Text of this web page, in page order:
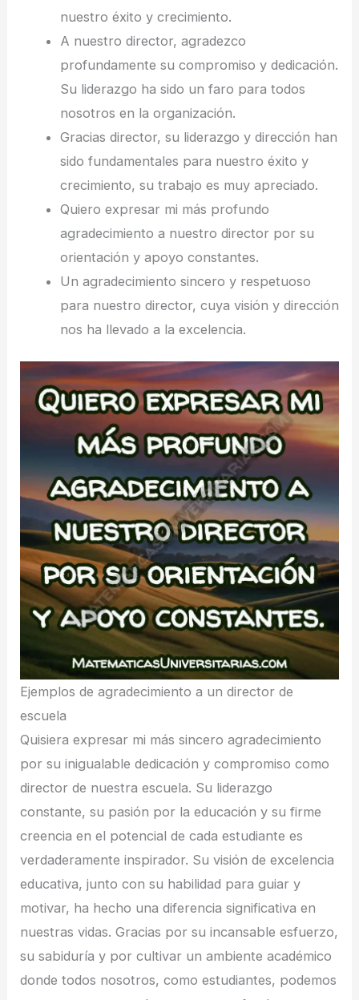
nuestro éxito y crecimiento.
A nuestro director, agradezco
profundamente su compromiso y dedicación.
Su liderazgo ha sido un faro para todos
nosotros en la organización.
Gracias director, su liderazgo y dirección han
sido fundamentales para nuestro éxito y
crecimiento, su trabajo es muy apreciado.
Quiero expresar mi más profundo
agradecimiento a nuestro director por su
orientación y apoyo constantes.
Un agradecimiento sincero y respetuoso
para nuestro director, cuya visión y dirección
nos ha llevado a la excelencia.
Ejemplos de agradecimiento a un director de
escuela
Quisiera expresar mi más sincero agradecimiento
por su inigualable dedicación y compromiso como
director de nuestra escuela. Su liderazgo
constante, su pasión por la educación y su firme
creencia en el potencial de cada estudiante es
verdaderamente inspirador. Su visión de excelencia
educativa, junto con su habilidad para guiar y
motivar, ha hecho una diferencia significativa en
nuestras vidas. Gracias por su incansable esfuerzo,
su sabiduría y por cultivar un ambiente académico
donde todos nosotros, como estudiantes, podemos